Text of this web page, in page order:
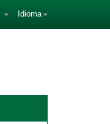
Idioma